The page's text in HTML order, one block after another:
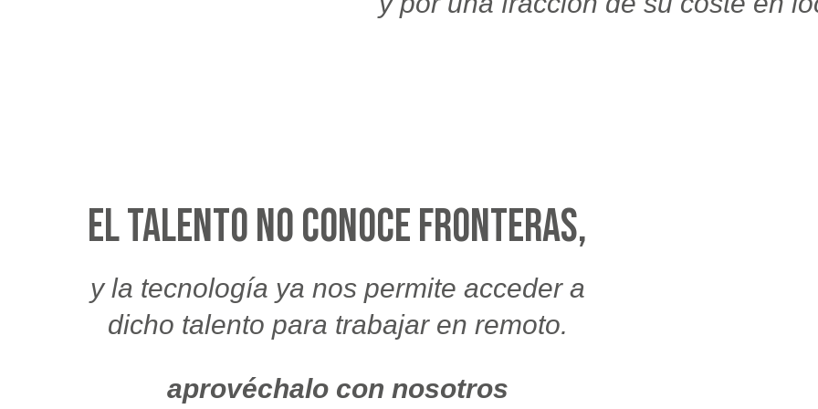
El talento no conoce fronteras,
y la tecnología ya nos permite acceder a
dicho talento para trabajar en remoto.
aprovéchalo con nosotros